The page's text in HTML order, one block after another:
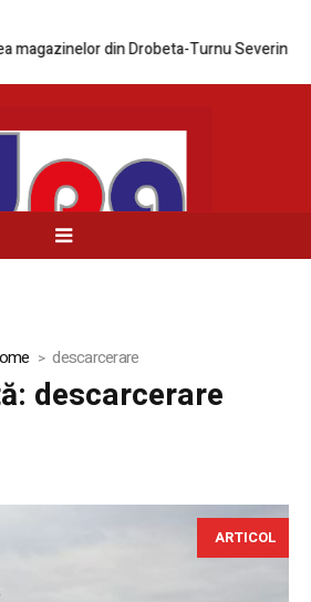
Turnu Severin și Balotești în
descarcerare
descarcerare
ARTICOL